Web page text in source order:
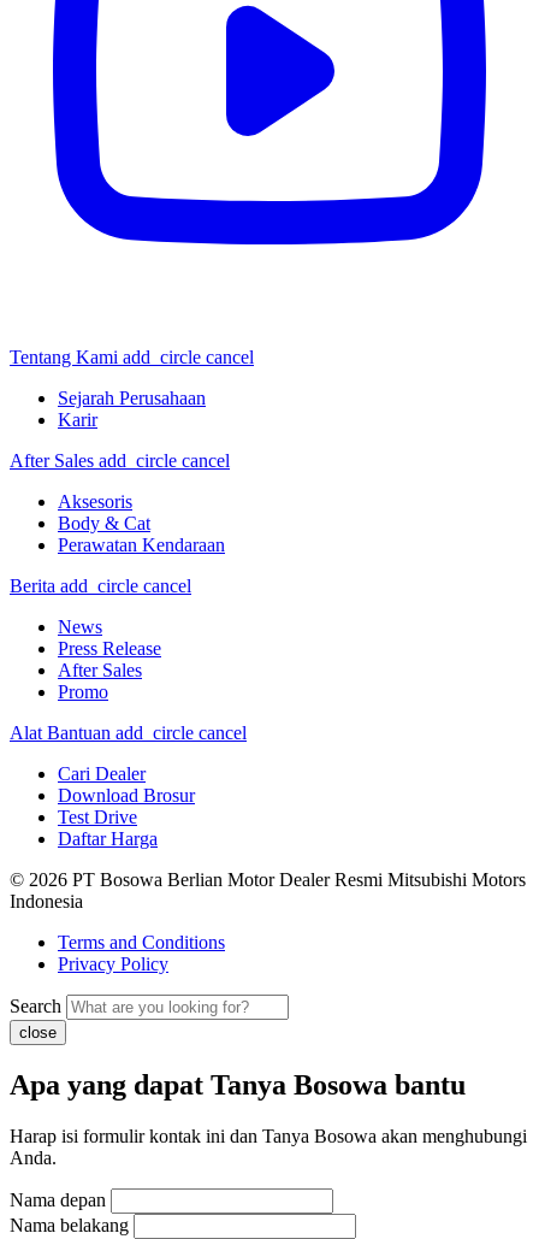
Tentang Kami add_circle cancel
Sejarah Perusahaan
Karir
After Sales add_circle cancel
Aksesoris
Body & Cat
Perawatan Kendaraan
Berita add_circle cancel
News
Press Release
After Sales
Promo
Alat Bantuan add_circle cancel
Cari Dealer
Download Brosur
Test Drive
Daftar Harga
© 2026 PT Bosowa Berlian Motor Dealer Resmi Mitsubishi Motors
Indonesia
Terms and Conditions
Privacy Policy
Search
close
Apa yang dapat Tanya Bosowa bantu
Harap isi formulir kontak ini dan Tanya Bosowa akan menghubungi
Anda.
Nama depan
Nama belakang